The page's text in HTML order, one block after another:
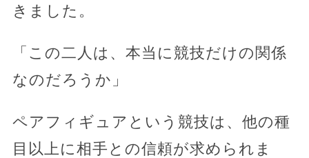
きました。
「この二人は、本当に競技だけの関係
なのだろうか」
ペアフィギュアという競技は、他の種
目以上に相手との信頼が求められま